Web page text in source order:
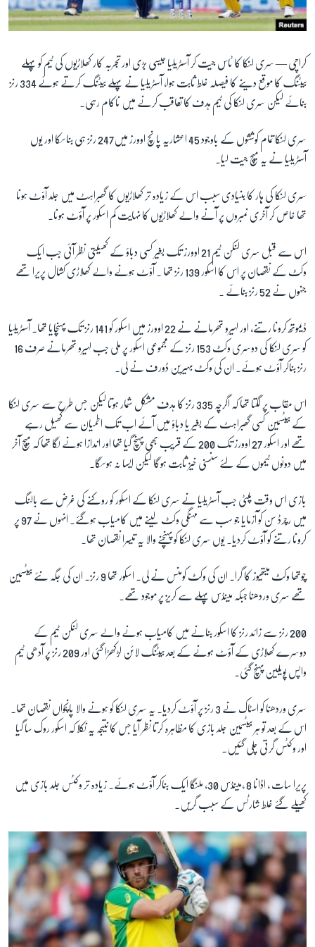
آرٹ
سائنس و ٹیکنالوجی
صحت
ویڈیوز
آڈیو
اسپیشل کوریج
اداریہ
Learning English
FOLLOW US
زبان
کراچی — سری لنکا کا ٹاس جیت کر آسٹریلیا جیسی بڑی اور تجربہ کار کھلاڑیوں کی ٹیم کو پہلے
بیٹنگ کا موقع دینے کا فیصلہ غلط ثابت ہوا، آسٹریلیا نے پہلے بیٹنگ کرتے ہوئے 334 رنز
بنائے لیکن سری لنکا کی ٹیم ہدف کا تعاقب کرنے میں ناکام رہی۔
سری لنکا تمام کوششوں کے باوجود 45 اعشاریہ پانچ اوورز میں247 رنز ہی بناسکا اور یوں
آسٹریلیا نے یہ میچ جیت لیا۔
سری لنکا کی ہار کا بنیادی سبب اس کے زیادہ تر کھلاڑیوں کا گھبراہٹ میں جلد آؤٹ ہونا
تھا خاص کر آخری نمبروں پر آنے والے کھلاڑیوں کا نہایت کم اسکور پر آؤٹ ہونا۔
اس سے قبل سری لنکن ٹیم 21 اوورز تک بغیر کسی دباؤ کے کھیلتی نظر آئی جب ایک
وکٹ کے نقصان پر اس کا اسکور 139 رنز تھا ۔ آؤٹ ہونے والے کھلاڑی کشال پریرا تھے
جنہوں نے 52 رنز بنائے ۔
ڈیموتھ کرونا رتنے، اور لہیرو تھرمانے نے 22 اوورز میں اسکور کو 141 رنز تک پہنچایا تھا۔ آسٹریلیا
کو سری لنکا کی دوسری وکٹ 153 رنز کے مجموعی اسکور پر ملی جب لہیرو تھرمانے صرف 16
رنز بناکر آؤٹ ہوئے۔ ان کی وکٹ بہیرین ڈورف نے لی۔
اس مقاب پر لگتا تھا کہ اگرچہ 335 رنز کا ہدف مشکل شمار ہوتا لیکن جس طرح سے سری لنکا
کے بیٹسمین کسی گھبراہٹ کے بغیر یا دباؤ میں آئے اب تک اطمیان سے کھیل رہے
تھے اور اسکور 27 اوورز تک 200 کے قریب بھی پہنچ گیا تھا اور اندازا ہونے لگا تھا کہ میچ آخر
میں دونوں ٹیموں کے لئے سنسنی خیز ثابت ہوگا لیکن ایسا نہ ہوسگا۔
بازی اس وقت پلٹی جب آسٹریلیا نے سری لنکا کے اسکور کو روکنے کی غرض سے بالنگ
میں رچرڈ سن کو آزمایا جو سب سے مہنگی وکٹ لینے میں کامیاب ہوگئے۔ انہوں نے 97 پر
کرونا رتنے کو آؤٹ کردیا۔ یوں سری لنکا کو پہنچنے والا یہ تیسرا نقصان تھا۔
چوتھا وکٹ میتھیوز کا گرا۔ ان کی وکٹ کومنس نے لی۔ اسکور تھا 9 رنز۔ ان کی جگہ نئے بیٹسمین
تھے سری وردھنا جبکہ مینڈس پہلے سے کریز پر موجود تھے۔
200 رنز سے زائد رنز کا اسکور بنانے میں کامیاب ہونے والے سری لنکن ٹیم کے
دوسرے کھلاڑی کے آؤٹ ہونے کے بعد بیٹنگ لائن لڑکھڑا گئی اور 209 رنز پر آدھی ٹیم
واپس پویلین پہنچ گئی۔
سری وردھنا کو اسٹاک نے 3 رنز پر آؤٹ کردیا۔ یہ سری لنکا کو ہونے والا پانچواں نقصان تھا۔
اس کے بعد تو ہر بیٹسمین جلد بازی کا مظاہرہ کرتا نظر آیا جس کا نتیجہ یہ نکلا کہ اسکور روک سا گیا
اور وکٹس گرتی چلی گئیں۔
پریرا سات ، اڈانا 8 ،مینڈس 30، ملنگا ایک بناکر آؤٹ ہوئے۔ زیادہ تر وکٹس جلد بازی میں
کھیلے گئے غلط شارٹس کے سبب گریں۔